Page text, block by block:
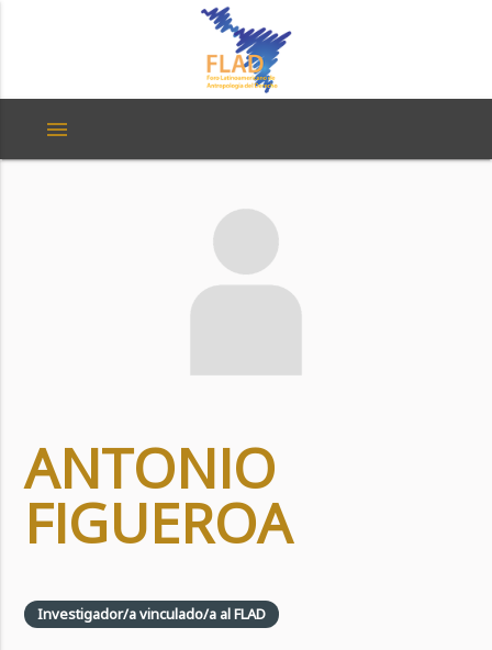
menu
ANTONIO
FIGUEROA
Investigador/a vinculado/a al FLAD